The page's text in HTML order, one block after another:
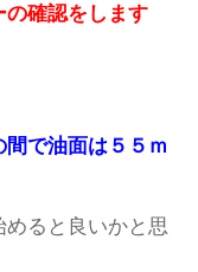
確認をします
で油面は５５ｍ
めると良いかと思